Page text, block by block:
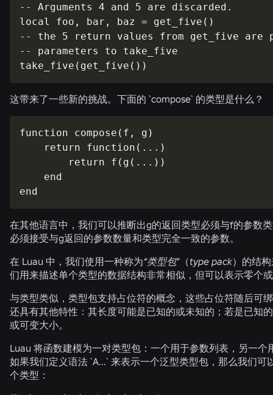
-- Arguments 4 and 5 are discarded.
local foo, bar, baz = get_five()
-- the 5 return values from get_five are
-- parameters to take_five
take_five(get_five())
这带来了一些新的挑战。下面的 `compose` 的类型是什么？
function compose(f, g)
    return function(...)
        return f(g(...))
    end
end
在其他语言中，我们可以推断出g的返回类型必须与f的参数
必须接受与g返回的参数数量和类型完全一致的参数。
在 Luau 中，我们使用一种称为“类型包”（type pack）的结
们用来描述单个类型的数据结构非常相似，但可以表示零个
与类型类似，类型包支持占位符的概念，这些占位符随后可
还具有其他特性：其长度可能是已知的或未知的；若是已知
或可变大小。
Luau 将函数建模为一对类型包：一个用于参数列表，另一个
如果我们定义语法 `A...` 来表示一个泛型类型包，那么我们可
个类型：